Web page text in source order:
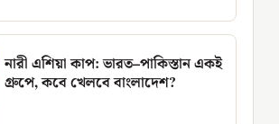
নারী এশিয়া কাপ: ভারত–পাকিস্তান একই
গ্রুপে, কবে খেলবে বাংলাদেশ?